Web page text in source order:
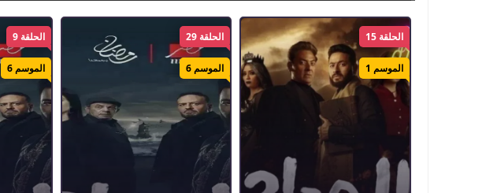
الحلقة 15
الموسم 1
الحلقة 29
الموسم 6
الحلقة 9
الموسم 6